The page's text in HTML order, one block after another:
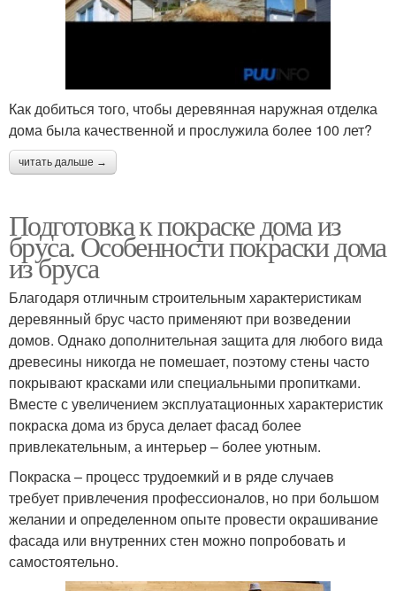
Как добиться того, чтобы деревянная наружная отделка
дома была качественной и прослужила более 100 лет?
читать дальше →
Подготовка к покраске дома из
бруса. Особенности покраски дома
из бруса
Благодаря отличным строительным характеристикам
деревянный брус часто применяют при возведении
домов. Однако дополнительная защита для любого вида
древесины никогда не помешает, поэтому стены часто
покрывают красками или специальными пропитками.
Вместе с увеличением эксплуатационных характеристик
покраска дома из бруса делает фасад более
привлекательным, а интерьер – более уютным.
Покраска – процесс трудоемкий и в ряде случаев
требует привлечения профессионалов, но при большом
желании и определенном опыте провести окрашивание
фасада или внутренних стен можно попробовать и
самостоятельно.